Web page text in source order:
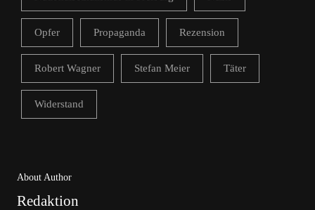
Opfer Propaganda Rezension
Robert Wagner Stefan Meier Täter
Widerstand
About Author
Redaktion